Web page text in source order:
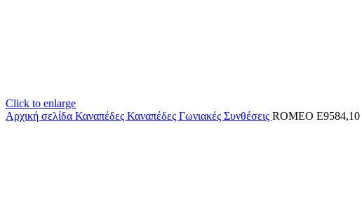
Click to enlarge
Αρχική σελίδα Καναπέδες Καναπέδες Γωνιακές Συνθέσεις ROMEO Ε9584,10